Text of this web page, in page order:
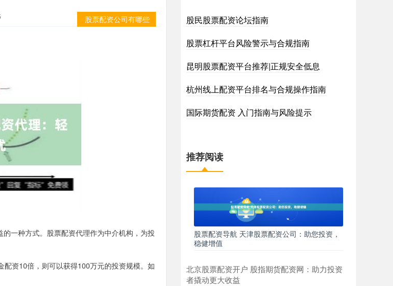
股票配资公司有哪些
一种方式。股票配资代理作为中介机构，为投
资10倍，则可以获得100万元的投资规模。如
股民股票配资论坛指南
股票杠杆平台风险警示与合规指南
昆明股票配资平台推荐|正规安全低息
杭州线上配资平台排名与合规操作指南
国际期货配资 入门指南与风险提示
推荐阅读
股票配资导航 天津股票配资公司：助您投资，
稳健增值
北京股票配资开户 股指期货配资网：助力投资
者撬动更大收益